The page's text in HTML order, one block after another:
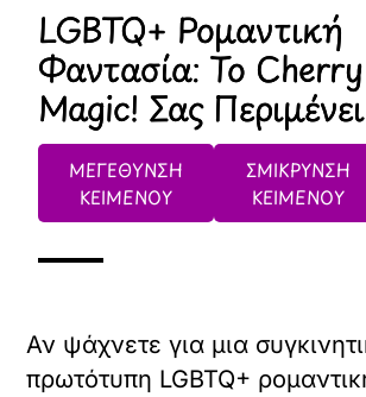
LGBTQ+ Ρομαντική
Φαντασία: Το Cherry
Magic! Σας Περιμένει
ΜΕΓΕΘΥΝΣΗ
ΚΕΙΜΕΝΟΥ
ΣΜΙΚΡΥΝΣΗ
ΚΕΙΜΕΝΟΥ
Αν ψάχνετε για μια
πρωτότυπη LGBTQ+